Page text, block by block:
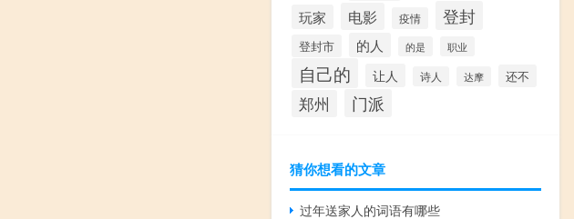
玩家 电影 疫情 登封
登封市 的人 的是 职业
自己的 让人 诗人 达摩 还不
郑州 门派
猜你想看的文章
过年送家人的词语有哪些